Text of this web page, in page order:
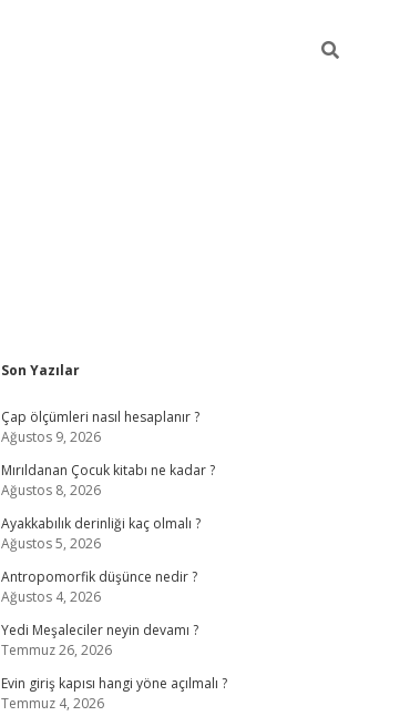
Sidebar
Son Yazılar
Çap ölçümleri nasıl hesaplanır ?
Ağustos 9, 2026
Mırıldanan Çocuk kitabı ne kadar ?
Ağustos 8, 2026
Ayakkabılık derinliği kaç olmalı ?
Ağustos 5, 2026
Antropomorfik düşünce nedir ?
Ağustos 4, 2026
Yedi Meşaleciler neyin devamı ?
Temmuz 26, 2026
Evin giriş kapısı hangi yöne açılmalı ?
Temmuz 4, 2026